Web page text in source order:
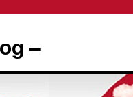
–